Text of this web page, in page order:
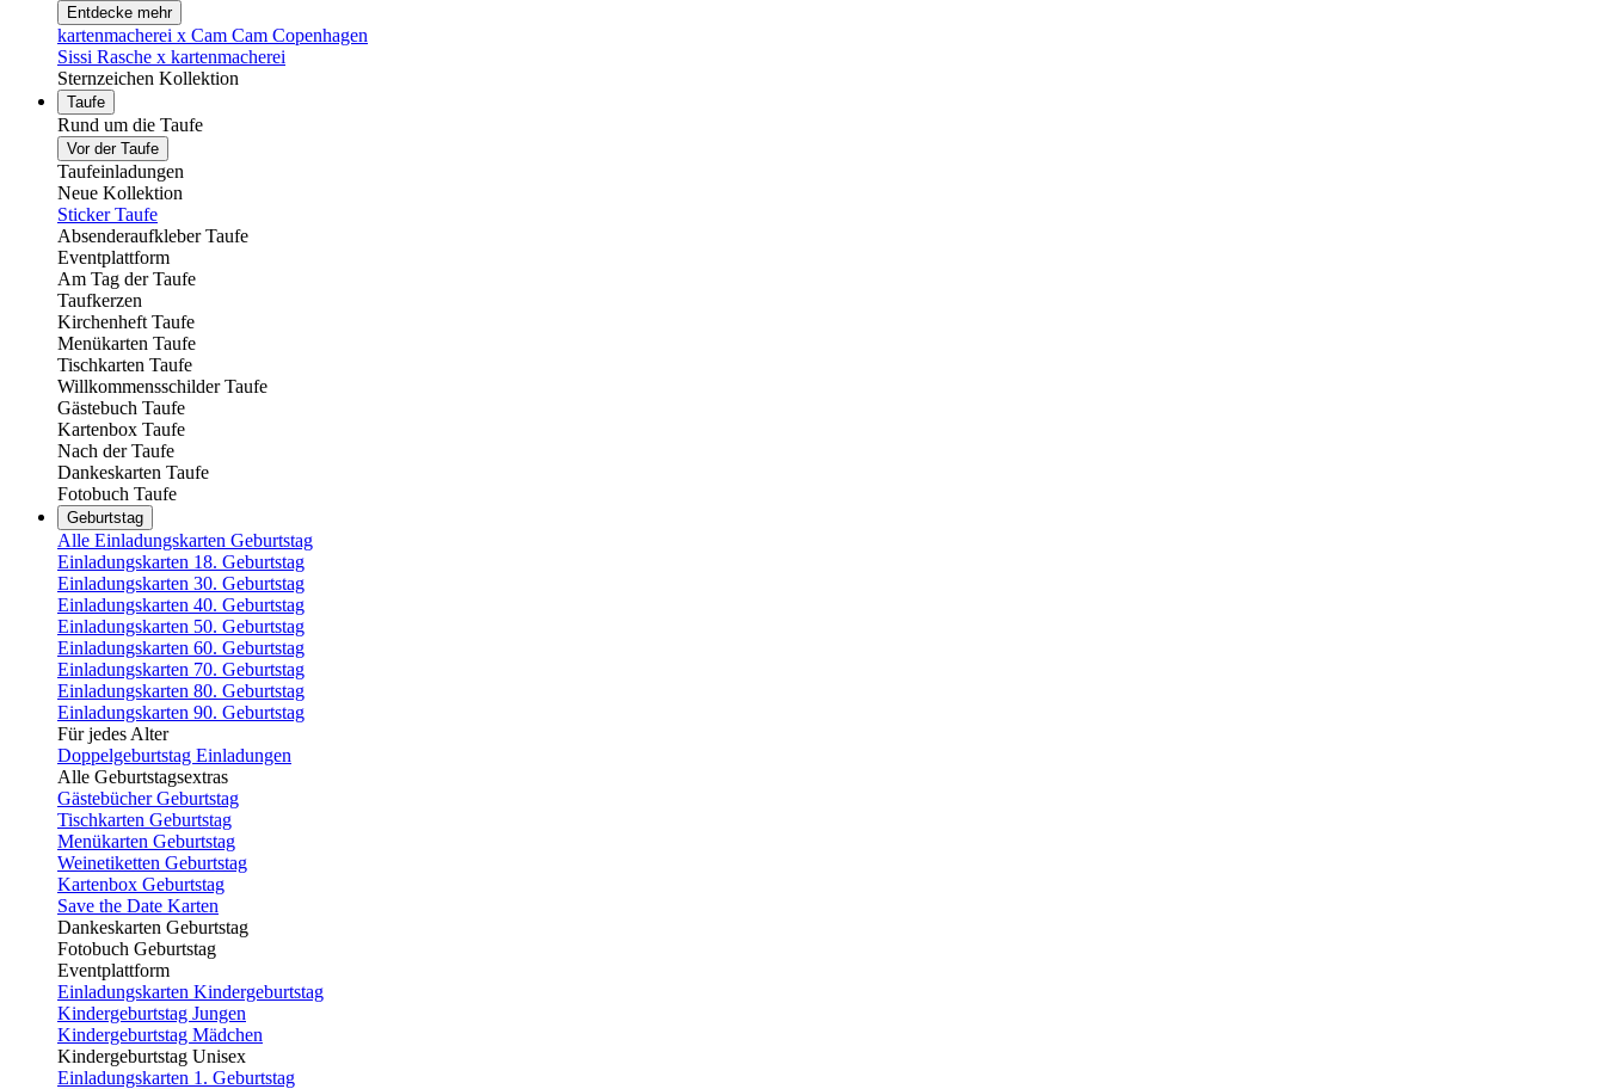
Entdecke mehr
kartenmacherei x Cam Cam Copenhagen
Sissi Rasche x kartenmacherei
Sternzeichen Kollektion
Taufe
Rund um die Taufe
Vor der Taufe
Taufeinladungen
Neue Kollektion
Sticker Taufe
Absenderaufkleber Taufe
Eventplattform
Am Tag der Taufe
Taufkerzen
Kirchenheft Taufe
Menükarten Taufe
Tischkarten Taufe
Willkommensschilder Taufe
Gästebuch Taufe
Kartenbox Taufe
Nach der Taufe
Dankeskarten Taufe
Fotobuch Taufe
Geburtstag
Alle Einladungskarten Geburtstag
Einladungskarten 18. Geburtstag
Einladungskarten 30. Geburtstag
Einladungskarten 40. Geburtstag
Einladungskarten 50. Geburtstag
Einladungskarten 60. Geburtstag
Einladungskarten 70. Geburtstag
Einladungskarten 80. Geburtstag
Einladungskarten 90. Geburtstag
Für jedes Alter
Doppelgeburtstag Einladungen
Alle Geburtstagsextras
Gästebücher Geburtstag
Tischkarten Geburtstag
Menükarten Geburtstag
Weinetiketten Geburtstag
Kartenbox Geburtstag
Save the Date Karten
Dankeskarten Geburtstag
Fotobuch Geburtstag
Eventplattform
Einladungskarten Kindergeburtstag
Kindergeburtstag Jungen
Kindergeburtstag Mädchen
Kindergeburtstag Unisex
Einladungskarten 1. Geburtstag